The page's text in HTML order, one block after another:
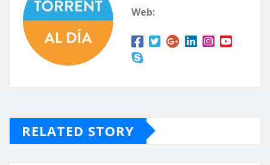
Web:
RELATED STORY